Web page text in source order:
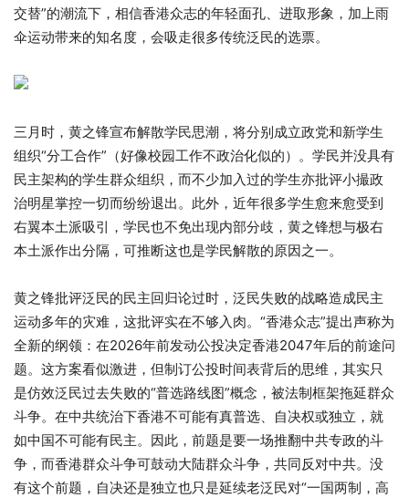
交替”的潮流下，相信香港众志的年轻面孔、进取形象，加上雨
伞运动带来的知名度，会吸走很多传统泛民的选票。
三月时，黄之锋宣布解散学民思潮，将分别成立政党和新学生
组织“分工合作”（好像校园工作不政治化似的）。学民并没具有
民主架构的学生群众组织，而不少加入过的学生亦批评小撮政
治明星掌控一切而纷纷退出。此外，近年很多学生愈来愈受到
右翼本土派吸引，学民也不免出现内部分歧，黄之锋想与极右
本土派作出分隔，可推断这也是学民解散的原因之一。
黄之锋批评泛民的民主回归论过时，泛民失败的战略造成民主
运动多年的灾难，这批评实在不够入肉。“香港众志”提出声称为
全新的纲领：在2026年前发动公投决定香港2047年后的前途问
题。这方案看似激进，但制订公投时间表背后的思维，其实只
是仿效泛民过去失败的“普选路线图”概念，被法制框架拖延群众
斗争。在中共统治下香港不可能有真普选、自决权或独立，就
如中国不可能有民主。因此，前题是要一场推翻中共专政的斗
争，而香港群众斗争可鼓动大陆群众斗争，共同反对中共。没
有这个前题，自决还是独立也只是延续老泛民对“一国两制，高